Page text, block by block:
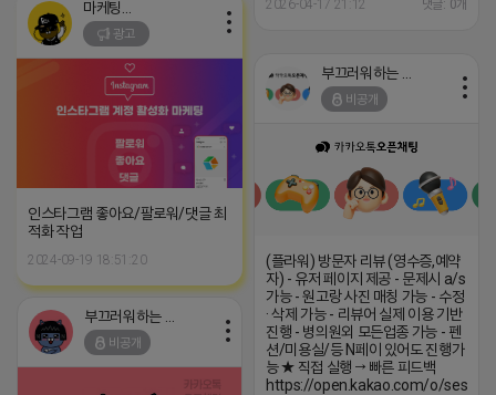
2026-04-17 21:12 댓글: 0개
광고
인스타그램 좋아요/팔로워/댓글 최
적화 작업
2024-09-19 18:51:20
비공개
(플라워) 방문자 리뷰 (영수증,예약
자) - 유저 페이지 제공 - 문제시 a/s
가능 - 원고랑 사진 매칭 가능 - 수정
· 삭제 가능 - 리뷰어 실제 이용 기반
진행 - 병의원외 모든업종 가능 - 펜
션/미용실/등 N페이 있어도 진행가
능 ★ 직접 실행 → 빠른 피드백
https://open.kakao.com/o/
비공개